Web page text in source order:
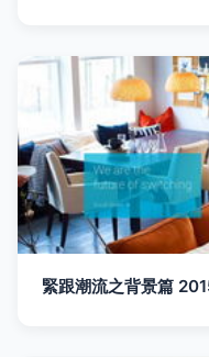
緊跟潮流之背景篇